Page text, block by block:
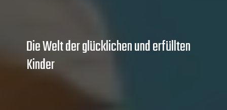
Die Welt der glücklichen und erfüllten
Kinder